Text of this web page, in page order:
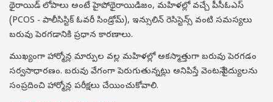
థైరాయిడ్ లోపాలు అంటే హైపోథైరాయిడిజం, మహిళల్లో వచ్చే పీసీఓఎస్
(PCOS - పాలీసిస్టిక్ ఓవరీ సిండ్రోమ్), ఇన్సులిన్ రెసిస్టెన్స్ వంటి సమస్యలు
బరువు పెరగడానికి ప్రధాన కారణాలు.
ముఖ్యంగా హార్మోన్ల మార్పుల వల్ల మహిళల్లో అకస్మాత్తుగా బరువు పెరగడం
సర్వసాధారణం. బరువు వేగంగా పెరుగుతున్నట్లు అనిపిస్తే వెంటనే వైద్యులను
సంప్రదించి హార్మోన్ల పరీక్షలు చేయించుకోవాలి.